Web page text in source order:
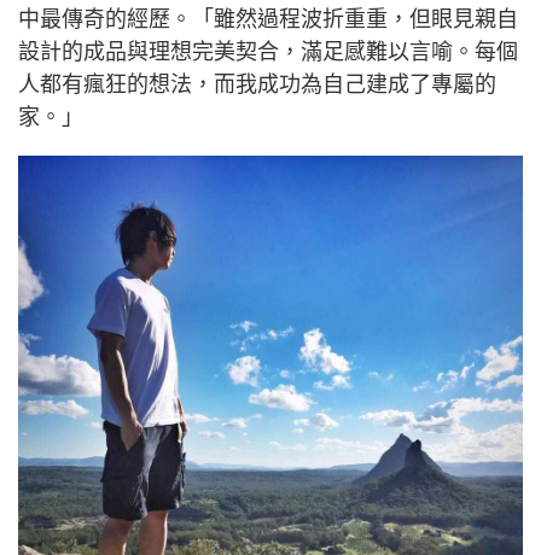
中最傳奇的經歷。「雖然過程波折重重，但眼見親自
設計的成品與理想完美契合，滿足感難以言喻。每個
人都有瘋狂的想法，而我成功為自己建成了專屬的
家。」